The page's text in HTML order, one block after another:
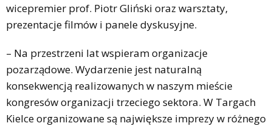
wicepremier prof. Piotr Gliński oraz warsztaty,
prezentacje filmów i panele dyskusyjne.
– Na przestrzeni lat wspieram organizacje
pozarządowe. Wydarzenie jest naturalną
konsekwencją realizowanych w naszym mieście
kongresów organizacji trzeciego sektora. W Targach
Kielce organizowane są największe imprezy w różnego